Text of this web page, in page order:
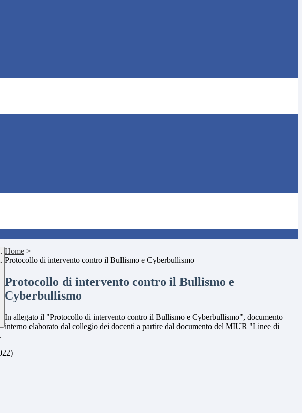
Home >
Protocollo di intervento contro il Bullismo e Cyberbullismo
Protocollo di intervento contro il Bullismo e
Cyberbullismo
In allegato il "Protocollo di intervento contro il Bullismo e Cyberbullismo", documento
interno elaborato dal collegio dei docenti a partire dal documento del MIUR "Linee di